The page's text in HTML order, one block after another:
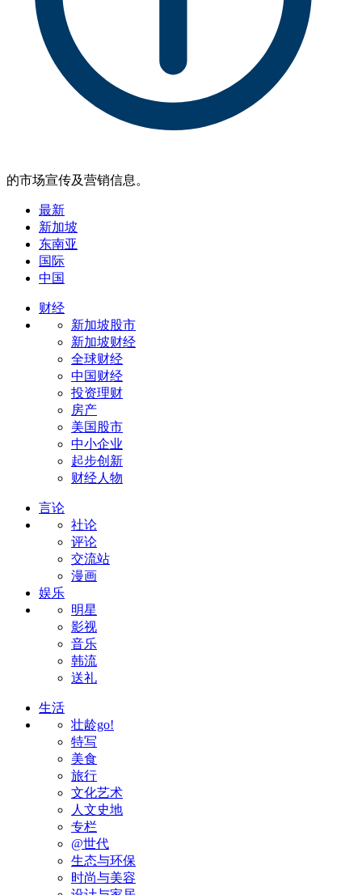
的市场宣传及营销信息。
最新
新加坡
东南亚
国际
中国
财经
新加坡股市
新加坡财经
全球财经
中国财经
投资理财
房产
美国股市
中小企业
起步创新
财经人物
言论
社论
评论
交流站
漫画
娱乐
明星
影视
音乐
韩流
送礼
生活
壮龄go!
特写
美食
旅行
文化艺术
人文史地
专栏
@世代
生态与环保
时尚与美容